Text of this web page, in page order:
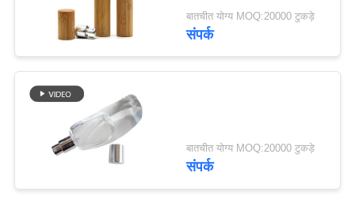
एक
उद्धरण
अनुरोध
Perfume Bottle With
Screw Spray Cap
बातचीत योग्य MOQ:20000 टुकड़े
संपर्क
बातचीत योग्य MOQ:20000 टुकड़े
संपर्क